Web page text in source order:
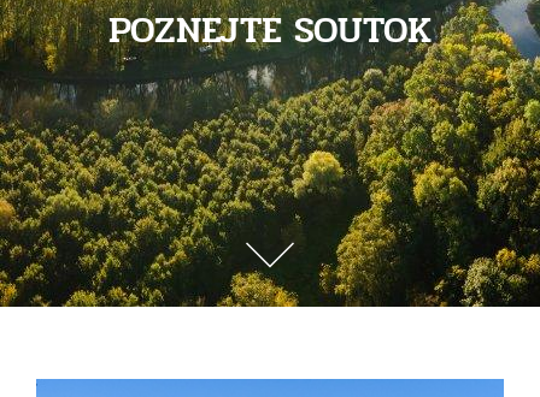
POZNEJTE SOUTOK